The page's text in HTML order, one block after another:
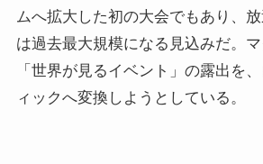
ムへ拡大した初の大会でもあり、
は過去最大規模になる見込みだ。
「世界が見るイベント」の露出を
ィックへ変換しようとしている。